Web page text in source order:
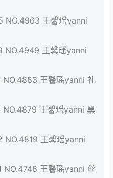
NO.4963 王馨瑶yanni
NO.4949 王馨瑶yanni
NO.4883 王馨瑶yanni 礼
王馨瑶yanni 黑
NO.4819 王馨瑶yanni
NO.4748 王馨瑶yanni 丝